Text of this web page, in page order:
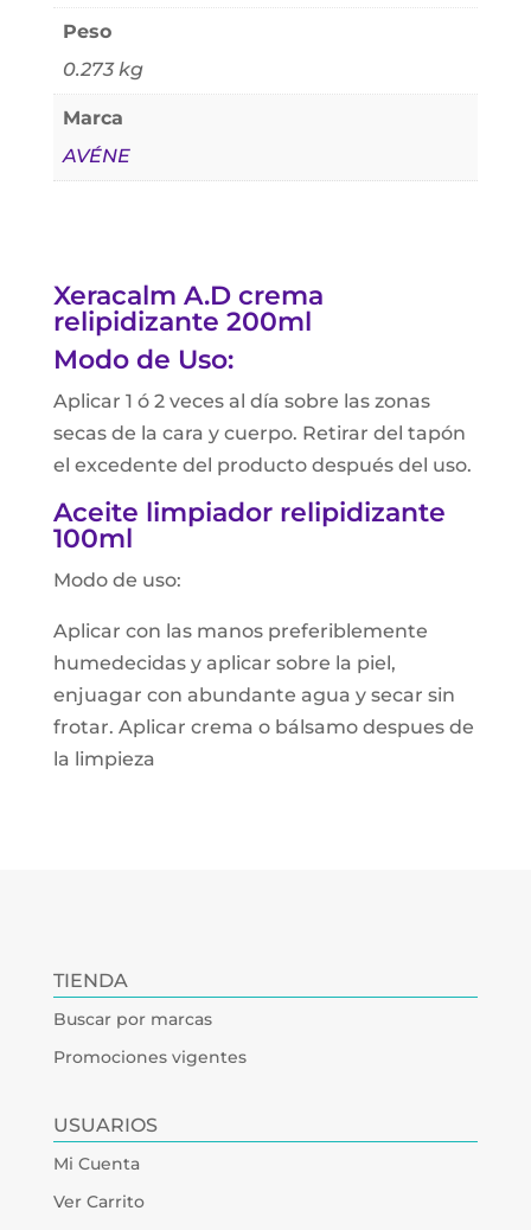
Peso
0.273 kg
Marca
AVÉNE
Xeracalm A.D crema
relipidizante 200ml
Modo de Uso:
Aplicar 1 ó 2 veces al día sobre las zonas
secas de la cara y cuerpo. Retirar del tapón
el excedente del producto después del uso.
Aceite limpiador relipidizante
100ml
Modo de uso:
Aplicar con las manos preferiblemente
humedecidas y aplicar sobre la piel,
enjuagar con abundante agua y secar sin
frotar. Aplicar crema o bálsamo despues de
la limpieza
TIENDA
Buscar por marcas
Promociones vigentes
USUARIOS
Mi Cuenta
Ver Carrito